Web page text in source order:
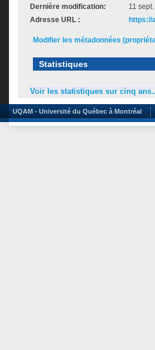
Dernière modification:
11
Adresse URL :
https://
Modifier les métadonnées
Statistiques
Voir les statistiques sur cinq
UQAM - Université du Québec à Montréal